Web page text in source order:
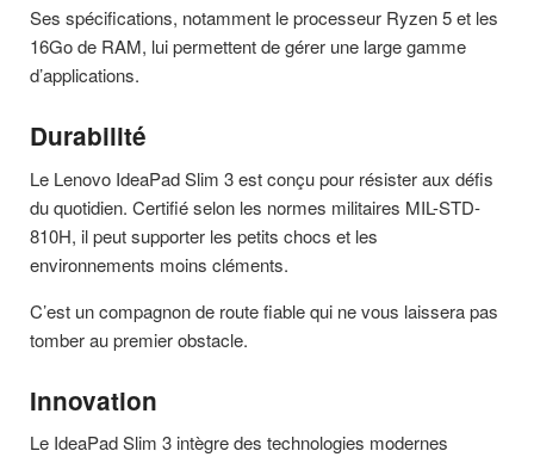
Ses spécifications, notamment le processeur Ryzen 5 et les
16Go de RAM, lui permettent de gérer une large gamme
d’applications.
Durabilité
Le Lenovo IdeaPad Slim 3 est conçu pour résister aux défis
du quotidien. Certifié selon les normes militaires MIL-STD-
810H, il peut supporter les petits chocs et les
environnements moins cléments.
C’est un compagnon de route fiable qui ne vous laissera pas
tomber au premier obstacle.
Innovation
Le IdeaPad Slim 3 intègre des technologies modernes